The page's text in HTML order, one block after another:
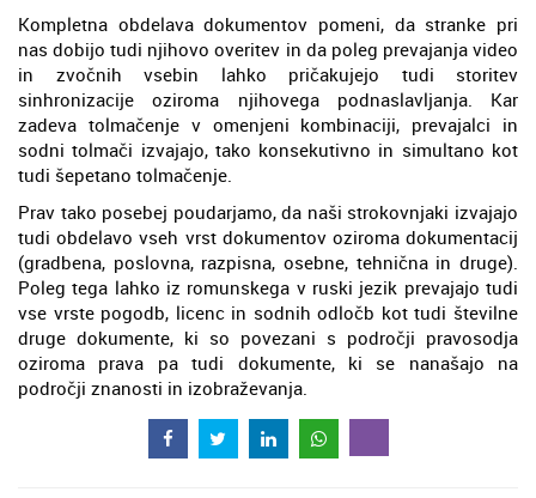
Kompletna obdelava dokumentov pomeni, da stranke pri
nas dobijo tudi njihovo overitev in da poleg prevajanja video
in zvočnih vsebin lahko pričakujejo tudi storitev
sinhronizacije oziroma njihovega podnaslavljanja. Kar
zadeva tolmačenje v omenjeni kombinaciji, prevajalci in
sodni tolmači izvajajo, tako konsekutivno in simultano kot
tudi šepetano tolmačenje.
Prav tako posebej poudarjamo, da naši strokovnjaki izvajajo
tudi obdelavo vseh vrst dokumentov oziroma dokumentacij
(gradbena, poslovna, razpisna, osebne, tehnična in druge).
Poleg tega lahko iz romunskega v ruski jezik prevajajo tudi
vse vrste pogodb, licenc in sodnih odločb kot tudi številne
druge dokumente, ki so povezani s področji pravosodja
oziroma prava pa tudi dokumente, ki se nanašajo na
področji znanosti in izobraževanja.